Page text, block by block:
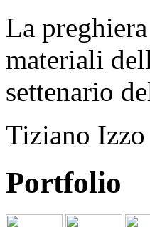
La
materiali
settenario
Tiziano Izzo
Portfolio